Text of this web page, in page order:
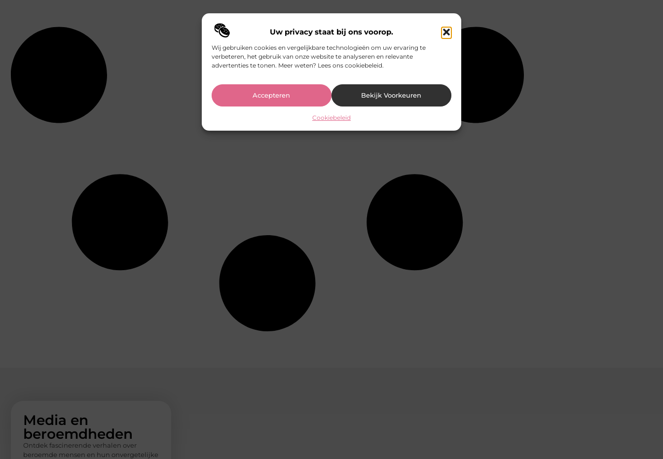
Uw privacy staat bij ons voorop.
Wij gebruiken cookies en vergelijkbare technologieën om uw ervaring te
verbeteren, het gebruik van onze website te analyseren en relevante
advertenties te tonen. Meer weten? Lees ons cookiebeleid.
Accepteren Bekijk Voorkeuren
Cookiebeleid
Media en
beroemdheden
Ontdek fascinerende verhalen over
beroemde mensen en hun onvergetelijke